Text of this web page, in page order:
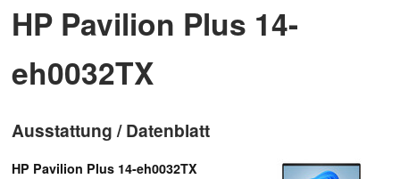
Kaufberatung
Deals Suche
Jobs
Forum
HP Pavilion Plus 14-
eh0032TX
Ausstattung / Datenblatt
HP Pavilion Plus 14-eh0032TX